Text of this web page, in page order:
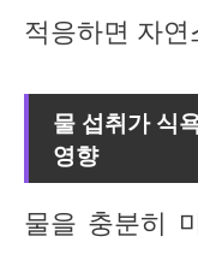
적응하면 자
물 섭취가 식
영향
물을 충분히